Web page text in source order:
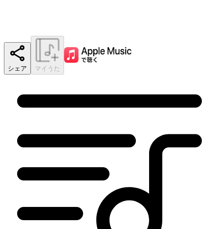
シェア マイうた